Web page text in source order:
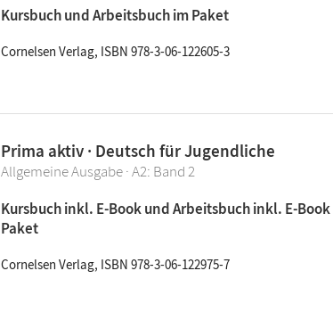
Kursbuch und Arbeitsbuch im Paket
Cornelsen Verlag, ISBN 978-3-06-122605-3
Prima aktiv · Deutsch für Jugendliche
Allgemeine Ausgabe · A2: Band 2
Kursbuch inkl. E-Book und Arbeitsbuch inkl. E-
Paket
Cornelsen Verlag, ISBN 978-3-06-122975-7